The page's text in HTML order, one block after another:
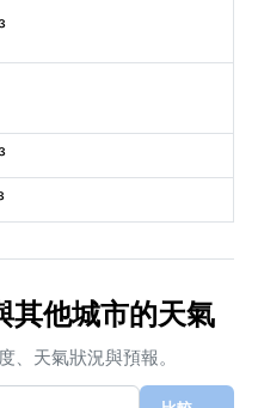
其他城市的天氣
、天氣狀況與預報。